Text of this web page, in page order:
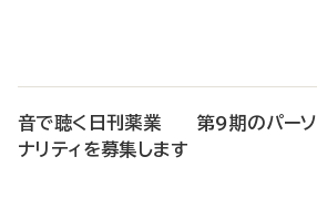
音で聴く日刊薬業 第9期のパーソ
ナリティを募集します